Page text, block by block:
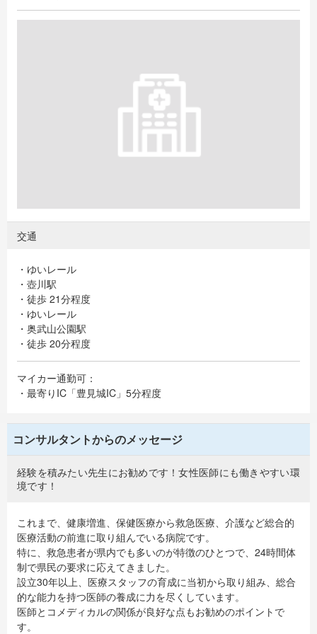
交通
・ゆいレール
・壺川駅
・徒歩 21分程度
・ゆいレール
・奥武山公園駅
・徒歩 20分程度
マイカー通勤可：
・最寄りIC「豊見城IC」5分程度
コンサルタントからのメッセージ
経験を積みたい先生にお勧めです！女性医師にも働きやすい環
境です！
これまで、健康増進、保健医療から救急医療、介護など総合的
医療活動の前進に取り組んでいる病院です。
特に、救急患者が県内でも多いのが特徴のひとつで、24時間体
制で県民の要求に応えてきました。
設立30年以上、医療スタッフの育成に当初から取り組み、総合
的な能力を持つ医師の養成に力を尽くしています。
医師とコメディカルの関係が良好な点もお勧めのポイントで
す。